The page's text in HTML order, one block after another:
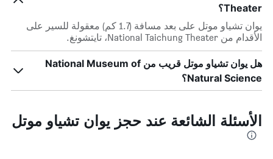
Theater؟
يوان تشياو موتل على بعد مسافة (1.7 كم) معقولة للسير على
الأقدام من National Taichung Theater، تايتشونغ.
هل يوان تشياو موتل قريب من National Museum of
Natural Science؟
الأسئلة الشائعة عند حجز يوان تشياو موتل